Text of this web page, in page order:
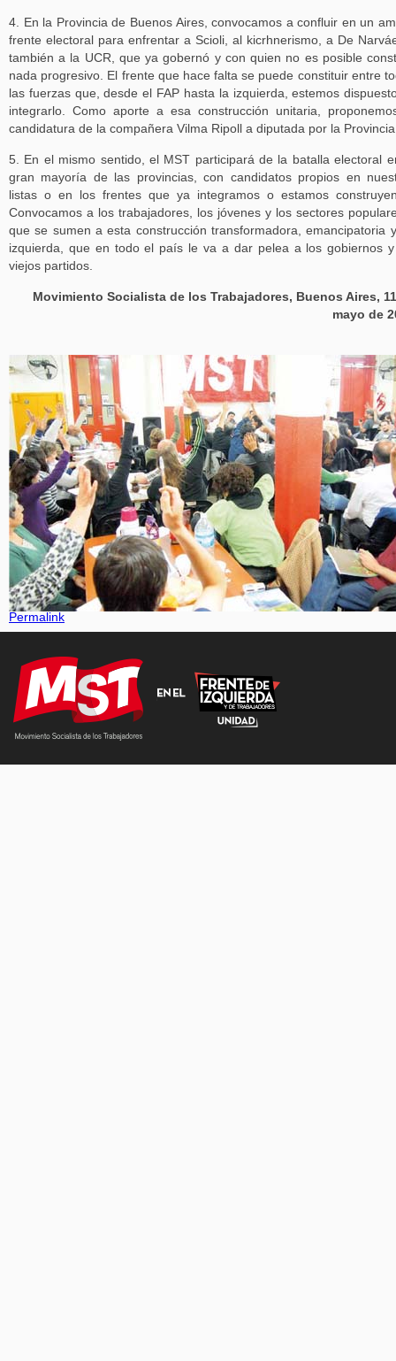
4. En la Provincia de Buenos Aires, convocamos a confluir en un
frente electoral para enfrentar a Scioli, al kicrhnerismo, a De
también a la UCR, que ya gobernó y con quien no es posible
nada progresivo. El frente que hace falta se puede constituir entre
las fuerzas que, desde el FAP hasta la izquierda, estemos
integrarlo. Como aporte a esa construcción unitaria,
candidatura de la compañera Vilma Ripoll a diputada por la
5. En el mismo sentido, el MST participará de la batalla electoral
gran mayoría de las provincias, con candidatos propios en
listas o en los frentes que ya integramos o estamos
Convocamos a los trabajadores, los jóvenes y los sectores
que se sumen a esta construcción transformadora, emancipatoria
izquierda, que en todo el país le va a dar pelea a los gobiernos
viejos partidos.
Movimiento Socialista de los Trabajadores, Buenos Aires,
mayo de
Permalink